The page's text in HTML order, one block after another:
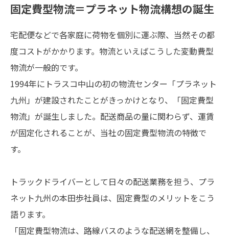
固定費型物流＝プラネット物流構想の誕生
宅配便などで各家庭に荷物を個別に運ぶ際、当然その都
度コストがかかります。物流といえばこうした変動費型
物流が一般的です。
1994年にトラスコ中山の初の物流センター「プラネット
九州」が建設されたことがきっかけとなり、「固定費型
物流」が誕生しました。配送商品の量に関わらず、運賃
が固定化されることが、当社の固定費型物流の特徴で
す。
トラックドライバーとして日々の配送業務を担う、プラ
ネット九州の本田歩社員は、固定費型のメリットをこう
語ります。
「固定費型物流は、路線バスのような配送網を整備し、